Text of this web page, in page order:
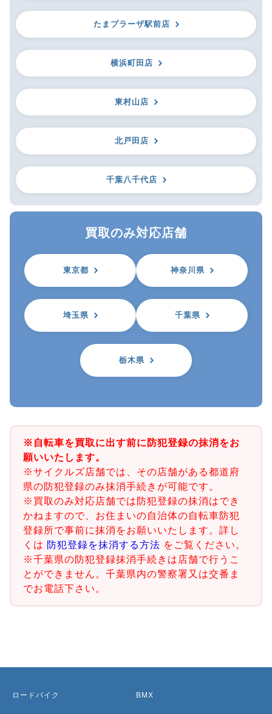
たまプラーザ駅前店
横浜町田店
東村山店
北戸田店
千葉八千代店
買取のみ対応店舗
東京都 神奈川県
埼玉県 千葉県
栃木県
※自転車を買取に出す前に防犯登録の抹消をお
願いいたします。
※サイクルズ店舗では、その店舗がある都道府
県の防犯登録のみ抹消手続きが可能です。
※買取のみ対応店舗では防犯登録の抹消はでき
かねますので、お住まいの自治体の自転車防犯
登録所で事前に抹消をお願いいたします。詳し
くは 防犯登録を抹消する方法 をご覧ください。
※千葉県の防犯登録抹消手続きは店舗で行うこ
とができません。千葉県内の警察署又は交番ま
でお電話下さい。
ロードバイク BMX